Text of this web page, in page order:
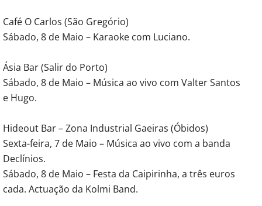
Café O Carlos (São Gregório)
Sábado, 8 de Maio – Karaoke com Luciano.
Ásia Bar (Salir do Porto)
Sábado, 8 de Maio – Música ao vivo com Valter Santos
e Hugo.
Hideout Bar – Zona Industrial Gaeiras (Óbidos)
Sexta-feira, 7 de Maio – Música ao vivo com a banda
Declínios.
Sábado, 8 de Maio – Festa da Caipirinha, a três euros
cada. Actuação da Kolmi Band.